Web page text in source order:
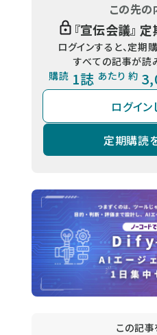
この先
『宣伝会議』
ログインすると、定期
すべての記事が読
購読 1誌 あたり 約
ログイ
定期購読
この記事